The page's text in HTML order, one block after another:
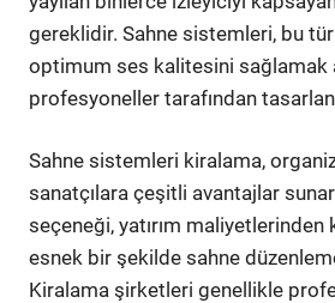
gereklidir. Sahne sistemleri, bu
optimum ses kalitesini sağlamak
profesyoneller tarafından
Sahne sistemleri kiralama,
sanatçılara çeşitli avantajlar
seçeneği, yatırım maliyetlerinden
esnek bir şekilde sahne
Kiralama şirketleri genellikle